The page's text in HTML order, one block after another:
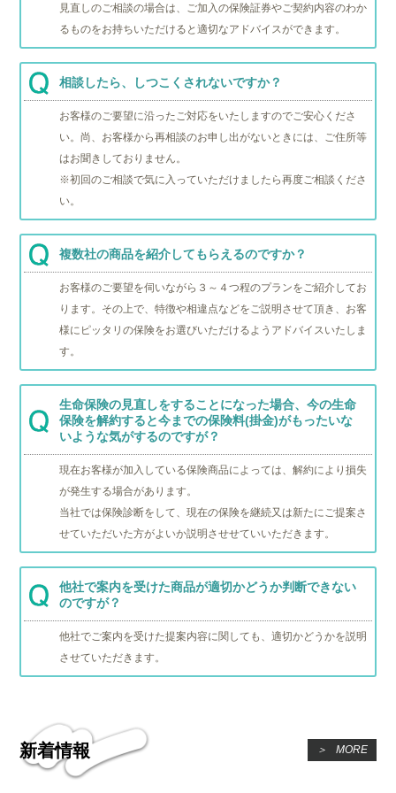
見直しのご相談の場合は、ご加入の保険証券やご契約内容のわか
るものをお持ちいただけると適切なアドバイスができます。
相談したら、しつこくされないですか？
お客様のご要望に沿ったご対応をいたしますのでご安心くださ
い。尚、お客様から再相談のお申し出がないときには、ご住所等
はお聞きしておりません。
※初回のご相談で気に入っていただけましたら再度ご相談くださ
い。
複数社の商品を紹介してもらえるのですか？
お客様のご要望を伺いながら３～４つ程のプランをご紹介してお
ります。その上で、特徴や相違点などをご説明させて頂き、お客
様にピッタリの保険をお選びいただけるようアドバイスいたしま
す。
生命保険の見直しをすることになった場合、今の生命
保険を解約すると今までの保険料(掛金)がもったいな
いような気がするのですが？
現在お客様が加入している保険商品によっては、解約により損失
が発生する場合があります。
当社では保険診断をして、現在の保険を継続又は新たにご提案さ
せていただいた方がよいか説明させせていいただきます。
他社で案内を受けた商品が適切かどうか判断できない
のですが？
他社でご案内を受けた提案内容に関しても、適切かどうかを説明
させていただきます。
新着情報 ＞ MORE